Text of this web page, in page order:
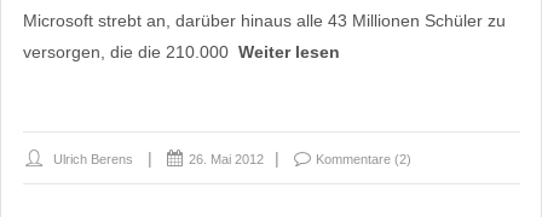
Microsoft strebt an, darüber hinaus alle 43 Millionen Schüler zu
versorgen, die die 210.000 Weiter lesen
Ulrich Berens 26. Mai 2012 Kommentare (2)